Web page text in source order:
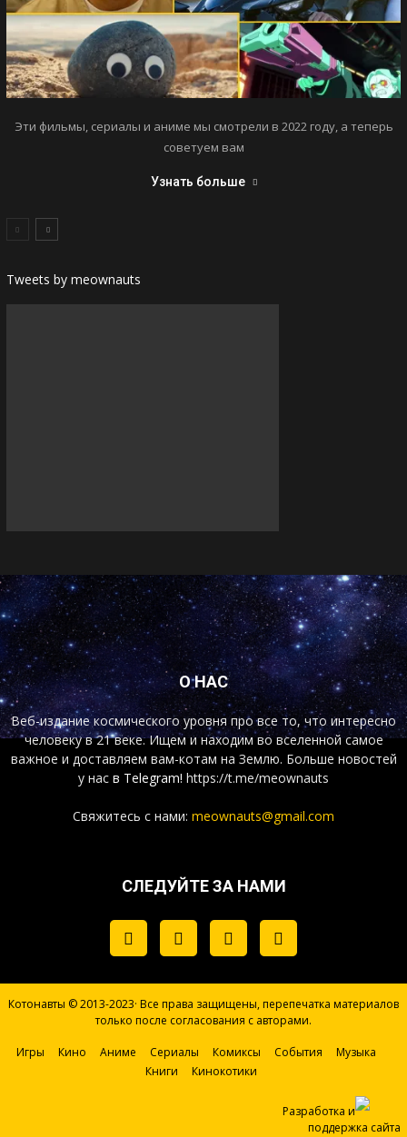
Эти фильмы, сериалы и аниме мы смотрели в 2022 году, а теперь
советуем вам
Узнать больше
Tweets by meownauts
О НАС
Веб-издание космического уровня про все то, что интересно
человеку в 21 веке. Ищем и находим во вселенной самое
важное и доставляем вам-котам на Землю. Больше новостей
у нас в Telegram! https://t.me/meownauts
Свяжитесь с нами: meownauts@gmail.com
СЛЕДУЙТЕ ЗА НАМИ
Котонавты © 2013-2023· Все права защищены, перепечатка материалов
только после согласования с авторами.
Игры Кино Аниме Сериалы Комиксы События
Музыка
Книги
Кинокотики
Разработка и
поддержка сайта